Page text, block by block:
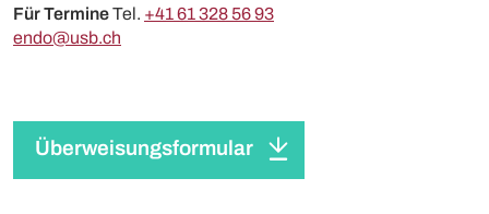
Für TermineTel. +41 61 328 56 93
endo@usb.ch
Überweisungsformular